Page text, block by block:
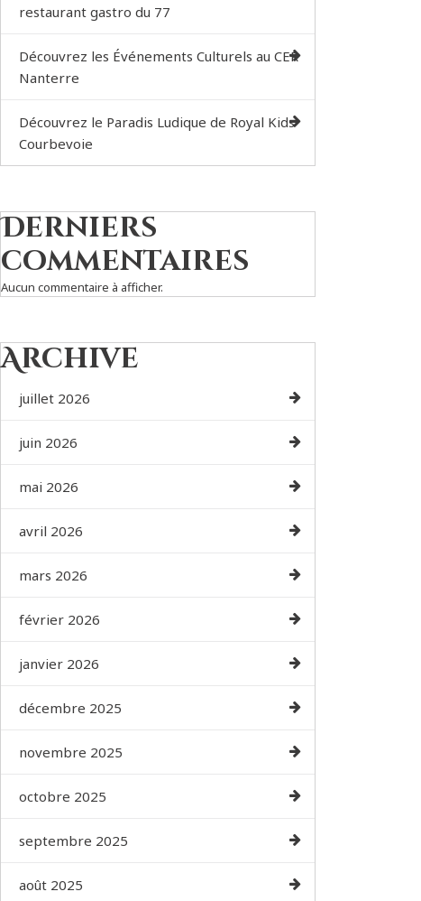
restaurant gastro du 77
Découvrez les Événements Culturels au CER
Nanterre
Découvrez le Paradis Ludique de Royal Kids
Courbevoie
Derniers
commentaires
Aucun commentaire à afficher.
Archive
juillet 2026
juin 2026
mai 2026
avril 2026
mars 2026
février 2026
janvier 2026
décembre 2025
novembre 2025
octobre 2025
septembre 2025
août 2025